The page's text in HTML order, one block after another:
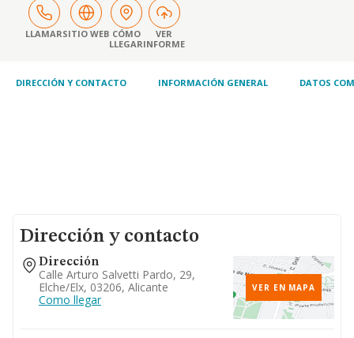
LLAMARSITIO WEB CÓMO
LLEGAR
VER
INFORME
DIRECCIÓN Y CONTACTO INFORMACIÓN GENERAL DATOS
Dirección y contacto
Dirección
Calle Arturo Salvetti Pardo, 29,
Elche/elx, 03206, Alicante
Como llegar
VER EN MAPA